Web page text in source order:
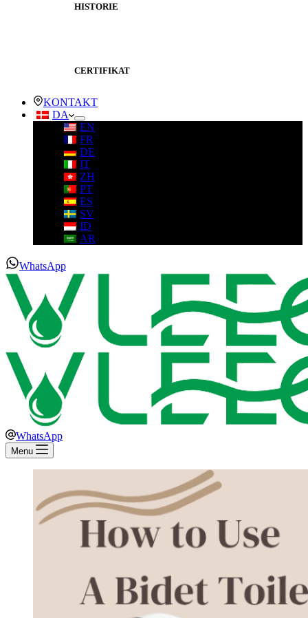
HISTORIE
CERTIFIKAT
KONTAKT
DA
EN
FR
DE
IT
ZH
PT
ES
SV
ID
AR
WhatsApp
WhatsApp
Menu